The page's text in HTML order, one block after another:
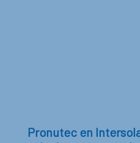
Pronutec en